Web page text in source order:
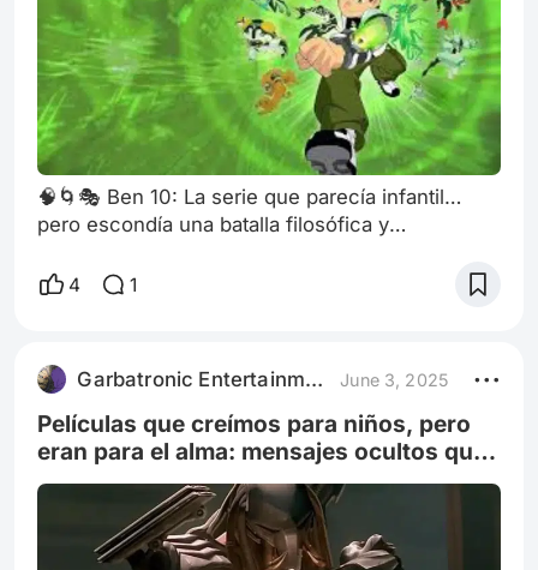
🧠🌀🎭 Ben 10: La serie que parecía infantil…
pero escondía una batalla filosófica y
sacrificio Cuando en 2005 se estrenó Ben 10,
Network. Una serie sobre un niño con un reloj
alienígena, peleando contra monstruos con
poderes locos. Pero con el tiempo —y
especialme
4 1
Garbatronic Entertainment Film June 3, 2025
Películas que creímos para niños, pero
eran para el alma: mensajes ocultos que
hoy entendemos con dolor y asombro